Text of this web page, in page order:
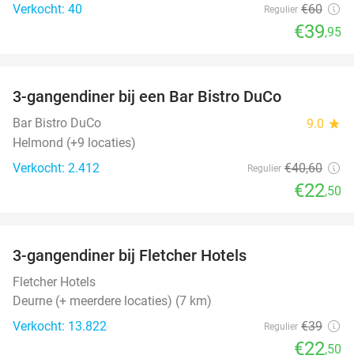
Verkocht: 40
Regulier €60
€39,95
3-gangendiner bij een Bar Bistro DuCo
Bar Bistro DuCo 9.0 star
Helmond (+9 locaties)
Verkocht: 2.412
Regulier €40,60
€22,50
3-gangendiner bij Fletcher Hotels
Fletcher Hotels
Deurne (+ meerdere locaties) (7 km)
Verkocht: 13.822
Regulier €39
€22,50